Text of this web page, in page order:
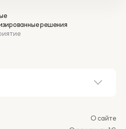
решения
О сайте